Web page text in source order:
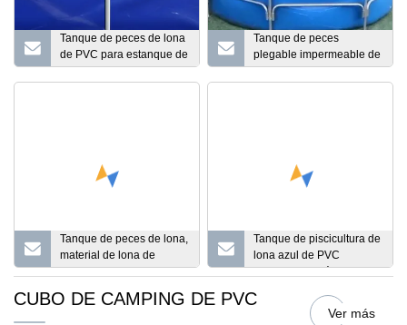
Tanque de peces de lona
de PVC para estanque de
camarones plegable de
Tanque de peces
plegable impermeable de
lona de PVC de 10000
Tanque de peces de lona,
​​material de lona de
tanque de peces de tela
Tanque de piscicultura de
lona azul de PVC
plegable de plástico al
CUBO DE CAMPING DE PVC
Ver más